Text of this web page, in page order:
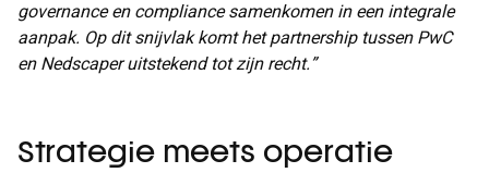
governance en compliance samenkomen in een integrale
aanpak. Op dit snijvlak komt het partnership tussen PwC
en Nedscaper uitstekend tot zijn recht.”
Strategie meets operatie